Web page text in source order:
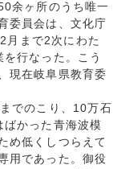
余ヶ所のうち唯一
委員会は、文化庁
月まで2次にわた
行なった。こう
現在岐阜県教育委
でのこり、10万石
かった青海波模
め低くしつらえて
用であった。御役